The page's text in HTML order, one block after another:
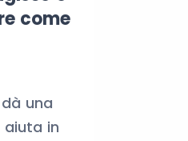
come
una
aiuta in